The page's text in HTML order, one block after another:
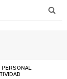
PERSONAL